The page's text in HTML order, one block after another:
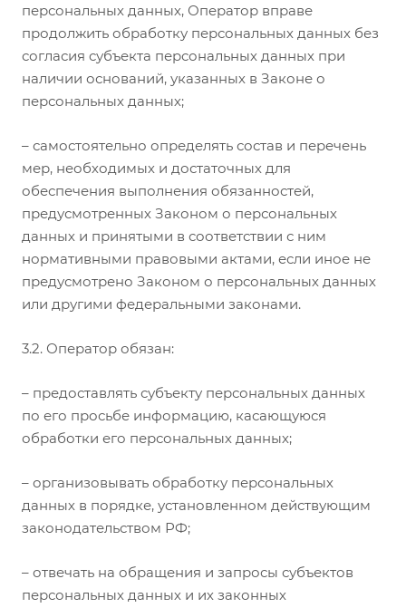
персональных данных, Оператор вправе
продолжить обработку персональных данных без
согласия субъекта персональных данных при
наличии оснований, указанных в Законе о
персональных данных;
– самостоятельно определять состав и перечень
мер, необходимых и достаточных для
обеспечения выполнения обязанностей,
предусмотренных Законом о персональных
данных и принятыми в соответствии с ним
нормативными правовыми актами, если иное не
предусмотрено Законом о персональных данных
или другими федеральными законами.
3.2. Оператор обязан:
– предоставлять субъекту персональных данных
по его просьбе информацию, касающуюся
обработки его персональных данных;
– организовывать обработку персональных
данных в порядке, установленном действующим
законодательством РФ;
– отвечать на обращения и запросы субъектов
персональных данных и их законных